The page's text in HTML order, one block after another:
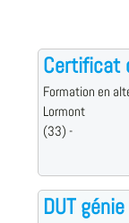
Certificat
Formation en
Lormont
(33) -
DUT